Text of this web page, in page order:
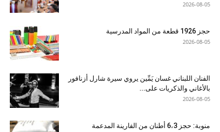
2026-08-05
حجز 1926 قطعة من المواد المدرسية
2026-08-05
الفنان اللبناني غسان يَمِّين يروي سيرة شارل أزنافور
بالأغاني والذكريات على...
2026-08-05
منوبة: حجز 6،3 أطنان من الفارينة المدعمة